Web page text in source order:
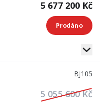
5 677 200 Kč
Prodáno
BJ105
5 055 600 Kč